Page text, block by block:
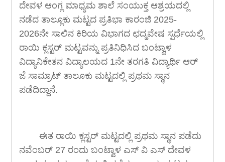
ದೇವಳ ಆಂಗ್ಲ ಮಾಧ್ಯಮ ಶಾಲೆ ಸಂಯುಕ್ತ ಆಶ್ರಯದಲ್ಲಿ
ನಡೆದ ತಾಲ್ಲೂಕು ಮಟ್ಟದ ಪ್ರತಿಭಾ ಕಾರಂಜಿ 2025-
2026ನೇ ಸಾಲಿನ ಕಿರಿಯ ವಿಭಾಗದ ಛದ್ಮವೇಷ ಸ್ಪರ್ಧೆಯಲ್ಲಿ
ರಾಯಿ ಕ್ಲಸ್ಟರ್ ಮಟ್ಟವನ್ನು ಪ್ರತಿನಿಧಿಸಿದ ಬಂಟ್ವಾಳ
ವಿದ್ಯಾನಿಕೇತನ ವಿದ್ಯಾಲಯದ 1ನೇ ತರಗತಿ ವಿದ್ಯಾರ್ಥಿ ಆರ್
ಜೆ ಸಾಮ್ರಾಟ್ ತಾಲೂಕು ಮಟ್ಟದಲ್ಲಿ ಪ್ರಥಮ ಸ್ಥಾನ
ಪಡೆದಿದ್ದಾನೆ.
ಈತ ರಾಯಿ ಕ್ಲಸ್ಟರ್ ಮಟ್ಟದಲ್ಲಿ ಪ್ರಥಮ ಸ್ಥಾನ ಪಡೆದು
ನವೆಂಬರ್ 27 ರಂದು ಬಂಟ್ವಾಳ ಎಸ್ ವಿ ಎಸ್ ದೇವಳ